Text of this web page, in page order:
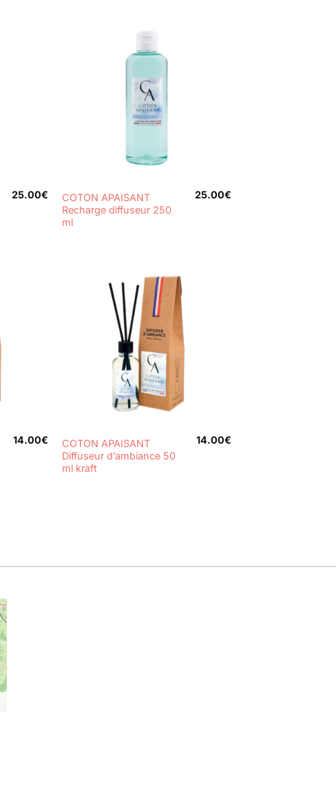
25.00€
COTON APAISANT
Recharge diffuseur 250
ml
25.00€
14.00€
COTON APAISANT
Diffuseur d’ambiance 50
ml kraft
14.00€